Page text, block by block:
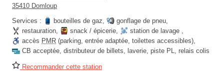
35410 Domloup
Services :
bouteilles de gaz, gonflage de pneu,
restauration, snack / épicerie, station de lavage ,
accès PMR (parking, entrée adaptée, toilettes accessibles),
CB acceptée, distributeur de billets, laverie, piste PL, relais colis
Recommander cette station